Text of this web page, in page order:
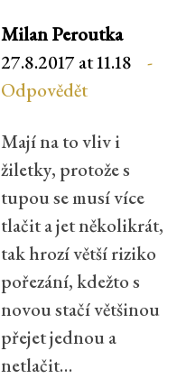
Milan Peroutka
27.8.2017 at 11.18
Odpovědět
Mají na to vliv i
žiletky, protože s
tupou se musí více
tlačit a jet několikrát,
tak hrozí větší riziko
pořezání, kdežto s
novou stačí většinou
přejet jednou a
netlačit…